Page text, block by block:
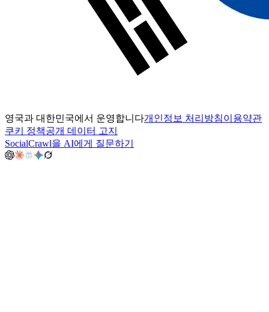
영국과 대한민국에서 운영합니다개인정보 처리방침이용약관
쿠키 정책공개 데이터 고지
SocialCrawl을 AI에게 질문하기